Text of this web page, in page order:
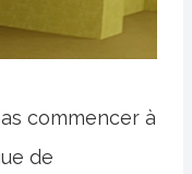
commencer à
de